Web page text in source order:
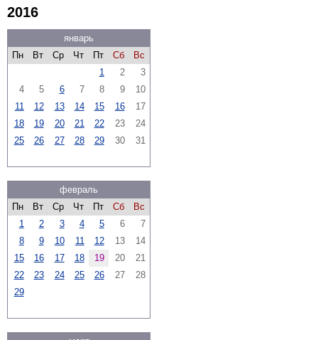
2016
январь
Пн
Вт Ср Чт Пт Сб
Вс
1
2
3
4
5 6 7 8 9
10
11
12 13 14 15 16
17
18
19 20 21 22 23
24
25
26 27 28 29 30 31
февраль
Пн
Вт Ср Чт Пт Сб
Вс
1
2 3 4 5 6
7
8
9 10 11 12 13
14
15
16 17 18 19 20
21
22
23 24 25 26 27
28
29